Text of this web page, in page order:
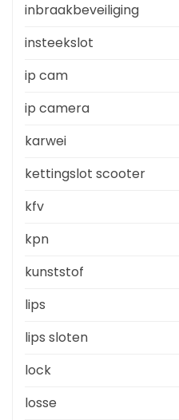
inbraakbeveiliging
insteekslot
ip cam
ip camera
karwei
kettingslot scooter
kfv
kpn
kunststof
lips
lips sloten
lock
losse